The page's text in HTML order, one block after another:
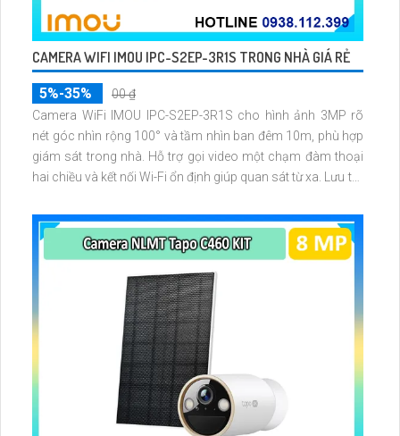
CAMERA WIFI IMOU IPC-S2EP-3R1S TRONG NHÀ GIÁ RẺ
5%-35%
00 ₫
Camera WiFi IMOU IPC-S2EP-3R1S cho hình ảnh 3MP rõ
nét góc nhìn rộng 100° và tầm nhìn ban đêm 10m, phù hợp
giám sát trong nhà. Hỗ trợ gọi video một chạm đàm thoại
hai chiều và kết nối Wi-Fi ổn định giúp quan sát từ xa. Lưu trữ
dễ lắp đặt cho gia đình và văn phòng nhỏ.